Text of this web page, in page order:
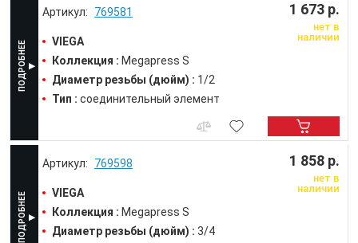
769581
VIEGA
Коллекция : Megapress S
Диаметр резьбы (дюйм) : 1/2
Тип : соединительный элемент
1 673 р.
нет в
наличии
769598
VIEGA
Коллекция : Megapress S
Диаметр резьбы (дюйм) : 3/4
1 858 р.
нет в
наличии